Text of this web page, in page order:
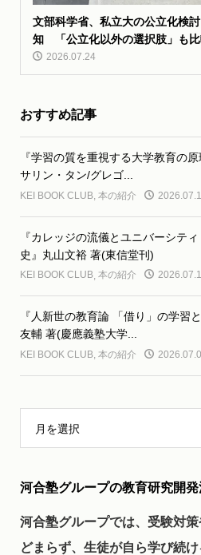
文部科学省、私立大の公立化検
知 「公立化以外の選択肢」も比
2026.07.24
おすすめ記事
『学習の質を重視する大学教育の
サリン・タン/グレゴ...
KEI BOOK CLUB, 本の紹介
『カレッジの流儀とユニバーシテ
史』丸山文裕 著(東信堂刊)
KEI BOOK CLUB, 本の紹介
『人新世の教育論 「借り」の学習
友輔 著(慶應義塾大学...
KEI BOOK CLUB, 本の紹介
月を選択
河合塾グループの教育研究開
河合塾グループでは、受験対
どまらず、生徒が自ら学び続け